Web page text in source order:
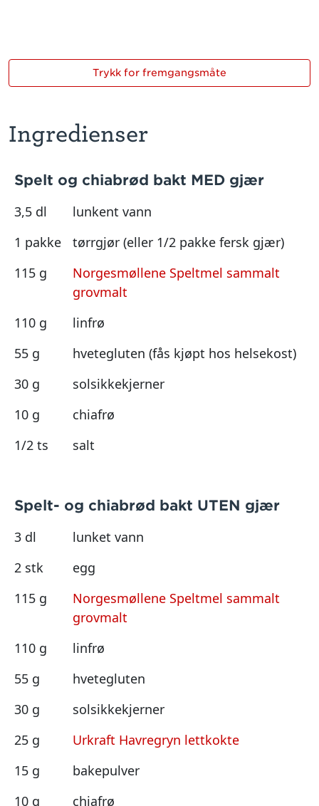
Ingredienser
Spelt og chiabrød bakt MED gjær
3,5 dl
lunkent vann
1 pakke
tørrgjør (eller 1/2 pakke fersk gjær)
115 g
Norgesmøllene Speltmel sammalt
grovmalt
110 g
linfrø
55 g
hvetegluten (fås kjøpt hos helsekost)
30 g
solsikkekjerner
10 g
chiafrø
1/2 ts
salt
Spelt- og chiabrød bakt UTEN gjær
3 dl
lunket vann
2 stk
egg
115 g
Norgesmøllene Speltmel sammalt
grovmalt
110 g
linfrø
55 g
hvetegluten
30 g
solsikkekjerner
25 g
Urkraft Havregryn lettkokte
15 g
bakepulver
10 g
chiafrø
Trykk for fremgangsmåte